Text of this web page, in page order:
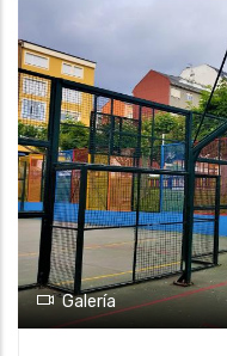
Galería